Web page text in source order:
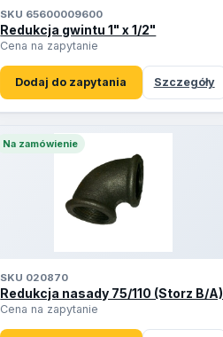
SKU 65600009600
Redukcja gwintu 1" x 1/2"
Cena na zapytanie
Dodaj do zapytania Szczegóły
Na zamówienie
SKU 020870
Redukcja nasady 75/110 (Storz B/A)
Cena na zapytanie